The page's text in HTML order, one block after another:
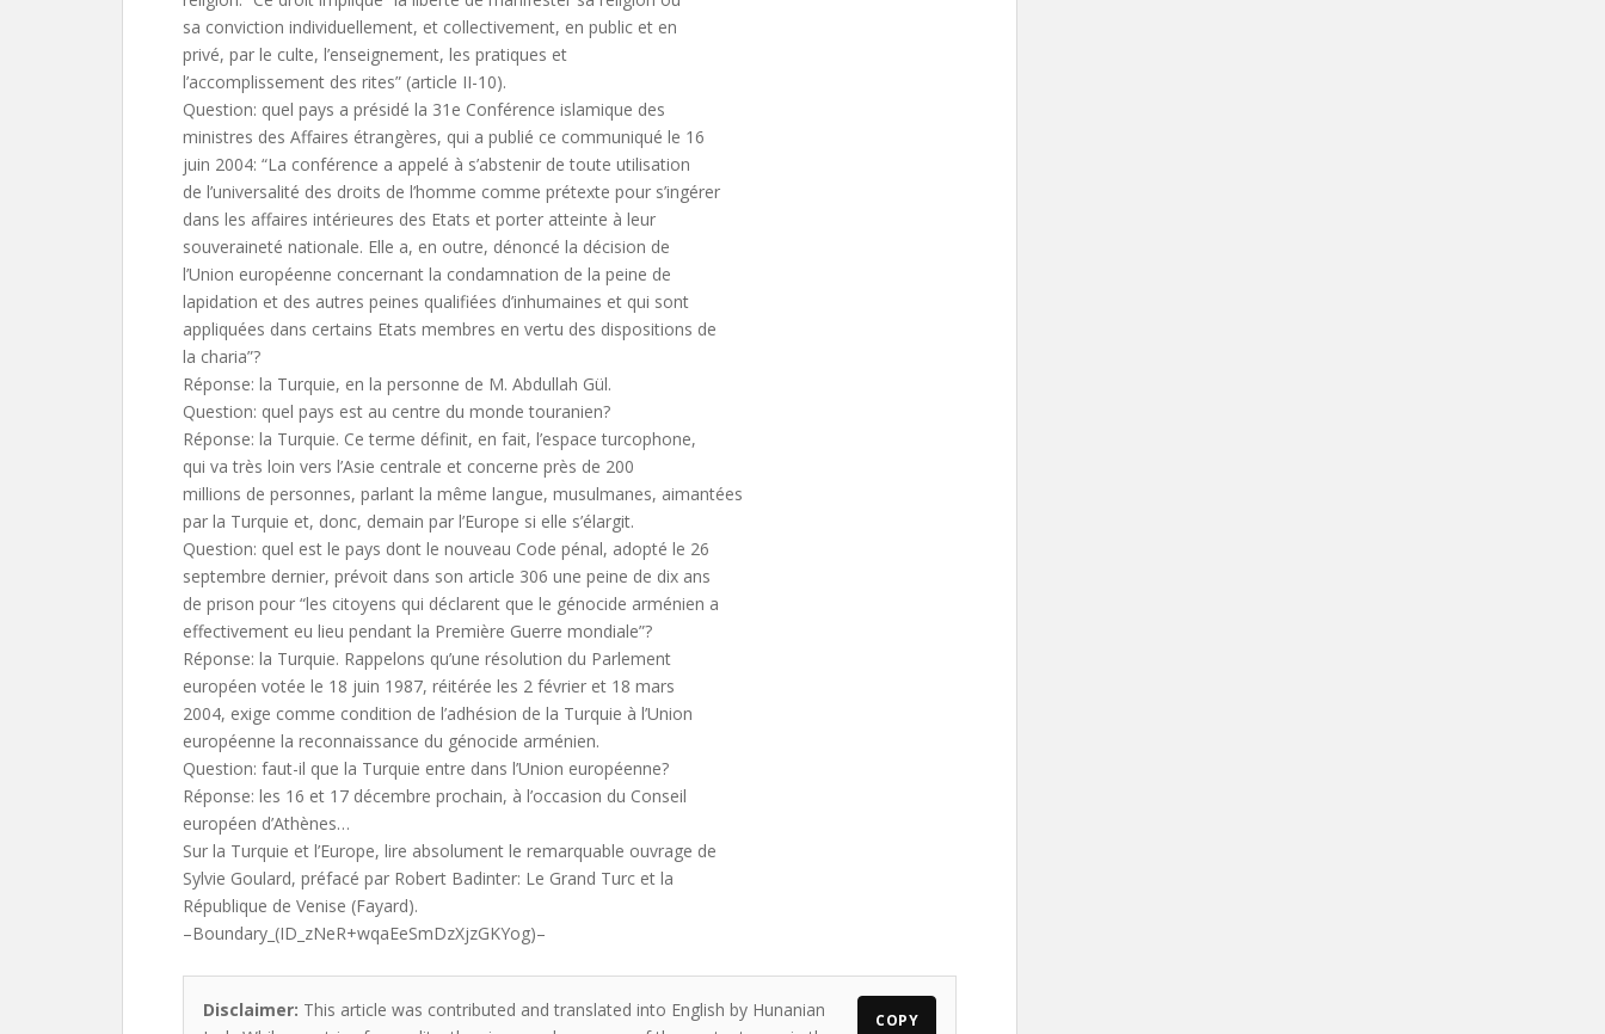
sa conviction individuellement, et collectivement, en public et en
privé, par le culte, l’enseignement, les pratiques et
l’accomplissement des rites” (article II-10).
Question: quel pays a présidé la 31e Conférence islamique des
ministres des Affaires étrangères, qui a publié ce communiqué le 16
juin 2004: “La conférence a appelé à s’abstenir de toute utilisation
de l’universalité des droits de l’homme comme prétexte pour s’ingérer
dans les affaires intérieures des Etats et porter atteinte à leur
souveraineté nationale. Elle a, en outre, dénoncé la décision de
l’Union européenne concernant la condamnation de la peine de
lapidation et des autres peines qualifiées d’inhumaines et qui sont
appliquées dans certains Etats membres en vertu des dispositions de
la charia”?
Réponse: la Turquie, en la personne de M. Abdullah Gül.
Question: quel pays est au centre du monde touranien?
Réponse: la Turquie. Ce terme définit, en fait, l’espace turcophone,
qui va très loin vers l’Asie centrale et concerne près de 200
millions de personnes, parlant la même langue, musulmanes, aimantées
par la Turquie et, donc, demain par l’Europe si elle s’élargit.
Question: quel est le pays dont le nouveau Code pénal, adopté le 26
septembre dernier, prévoit dans son article 306 une peine de dix ans
de prison pour “les citoyens qui déclarent que le génocide arménien a
effectivement eu lieu pendant la Première Guerre mondiale”?
Réponse: la Turquie. Rappelons qu’une résolution du Parlement
européen votée le 18 juin 1987, réitérée les 2 février et 18 mars
2004, exige comme condition de l’adhésion de la Turquie à l’Union
européenne la reconnaissance du génocide arménien.
Question: faut-il que la Turquie entre dans l’Union européenne?
Réponse: les 16 et 17 décembre prochain, à l’occasion du Conseil
européen d’Athènes…
Sur la Turquie et l’Europe, lire absolument le remarquable ouvrage de
Sylvie Goulard, préfacé par Robert Badinter: Le Grand Turc et la
République de Venise (Fayard).
–Boundary_(ID_zNeR+wqaEeSmDzXjzGKYog)–
Disclaimer: This article was contributed and translated into English by Hunanian
COPY